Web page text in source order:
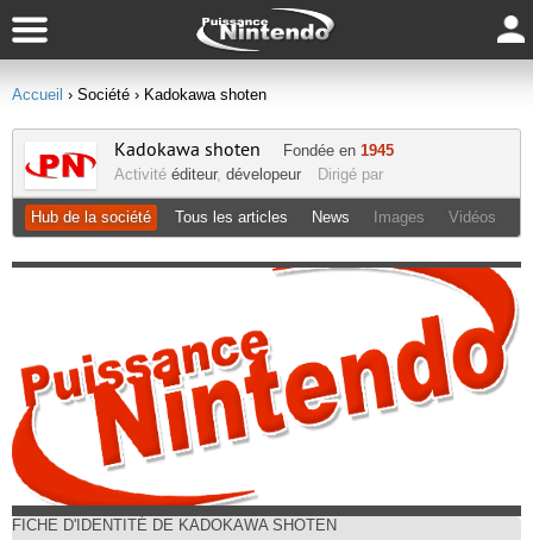
Accueil › Société › Kadokawa shoten
Kadokawa shoten Fondée en 1945
Activité éditeur, dévelopeur Dirigé par
Hub de la société Tous les articles News Images Vidéos
FICHE D'IDENTITÉ DE KADOKAWA SHOTEN